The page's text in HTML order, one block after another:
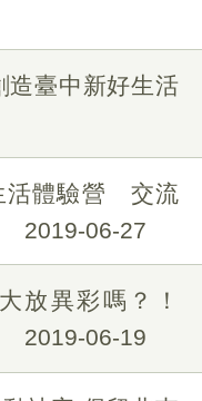
造臺中新好生活
活體驗營 交流
2019-06-27
放異彩嗎？！
2019-06-19